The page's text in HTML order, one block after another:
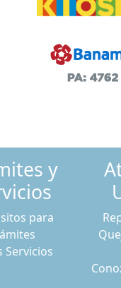
y
para
Servicios